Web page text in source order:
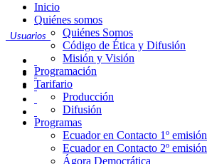
Usuarios
Inicio
Quiénes somos
Quiénes Somos
Código de Ética y Difusión
Misión y Visión
Programación
Tarifario
Producción
Difusión
Programas
Ecuador en Contacto 1º emisión
Ecuador en Contacto 2º emisión
Ágora Democrática